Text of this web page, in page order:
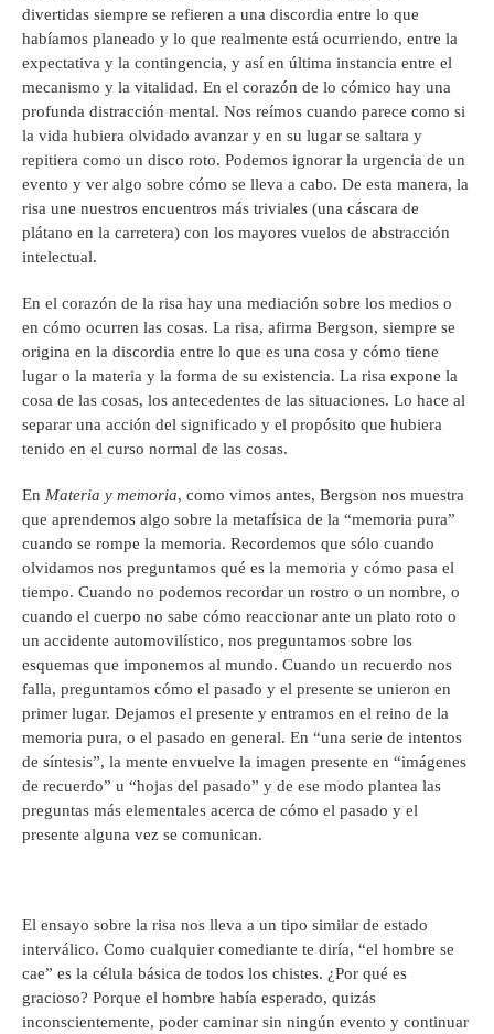
divertidas siempre se refieren a una discordia entre lo que
habíamos planeado y lo que realmente está ocurriendo, entre la
expectativa y la contingencia, y así en última instancia entre el
mecanismo y la vitalidad. En el corazón de lo cómico hay una
profunda distracción mental. Nos reímos cuando parece como si
la vida hubiera olvidado avanzar y en su lugar se saltara y
repitiera como un disco roto. Podemos ignorar la urgencia de un
evento y ver algo sobre cómo se lleva a cabo. De esta manera, la
risa une nuestros encuentros más triviales (una cáscara de
plátano en la carretera) con los mayores vuelos de abstracción
intelectual.
En el corazón de la risa hay una mediación sobre los medios o
en cómo ocurren las cosas. La risa, afirma Bergson, siempre se
origina en la discordia entre lo que es una cosa y cómo tiene
lugar o la materia y la forma de su existencia. La risa expone la
cosa de las cosas, los antecedentes de las situaciones. Lo hace al
separar una acción del significado y el propósito que hubiera
tenido en el curso normal de las cosas.
En Materia y memoria, como vimos antes, Bergson nos muestra
que aprendemos algo sobre la metafísica de la “memoria pura”
cuando se rompe la memoria. Recordemos que sólo cuando
olvidamos nos preguntamos qué es la memoria y cómo pasa el
tiempo. Cuando no podemos recordar un rostro o un nombre, o
cuando el cuerpo no sabe cómo reaccionar ante un plato roto o
un accidente automovilístico, nos preguntamos sobre los
esquemas que imponemos al mundo. Cuando un recuerdo nos
falla, preguntamos cómo el pasado y el presente se unieron en
primer lugar. Dejamos el presente y entramos en el reino de la
memoria pura, o el pasado en general. En “una serie de intentos
de síntesis”, la mente envuelve la imagen presente en “imágenes
de recuerdo” u “hojas del pasado” y de ese modo plantea las
preguntas más elementales acerca de cómo el pasado y el
presente alguna vez se comunican.
El ensayo sobre la risa nos lleva a un tipo similar de estado
interválico. Como cualquier comediante te diría, “el hombre se
cae” es la célula básica de todos los chistes. ¿Por qué es
gracioso? Porque el hombre había esperado, quizás
inconscientemente, poder caminar sin ningún evento y continuar